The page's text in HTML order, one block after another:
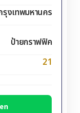
รุงเทพมหานคร
ป้ายกราฟฟิค
21